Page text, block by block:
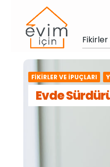
Fikirler
FIKIRLER VE İPUÇLARI
Evde